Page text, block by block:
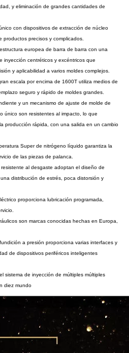
y eliminación de grandes cantidades de
con dispositivos de extracción de núcleo
precisos y complicados.
europea de barra de barra con una
inyección centréticos y excéntricos que
y aplicabilidad a varios moldes complejos.
escala por encima de 1600T utiliza medios de
seguro y rápido de moldes grandes.
y un mecanismo de ajuste de molde de
único son resistentes al impacto, lo que
producción rápida, con una salida en un cambio
Super de nitrógeno líquido garantiza la
de las piezas de palanca.
al desgaste adoptan el diseño de
distribución de estrés, poca distorsión y
proporciona lubricación programada,
son marcas conocidas hechas en Europa,
a presión proporciona varias interfaces y
de dispositivos periféricos inteligentes
sistema de inyección de múltiples múltiples
diez mundo